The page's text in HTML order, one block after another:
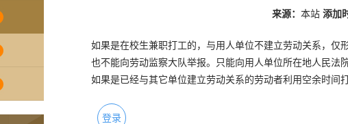
来源：本站 添加
如果是在校生兼职打工的，与用人单位不建立劳动关系，仅
也不能向劳动监察大队举报。只能向用人单位所在地人民法
如果是已经与其它单位建立劳动关系的劳动者利用空余时间
登录